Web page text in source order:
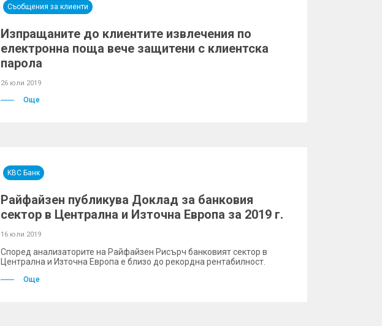
Съобщения за клиенти
Изпращаните до клиентите извлечения по
електронна поща вече защитени с клиентска
парола
26 юли 2019
Още
KBC Банк
Райфайзен публикува Доклад за банковия
сектор в Централна и Източна Европа за 2019 г.
16 юли 2019
Според анализаторите на Райфайзен Рисърч банковият сектор в
Централна и Източна Европа е близо до рекордна рентабилност.
Още